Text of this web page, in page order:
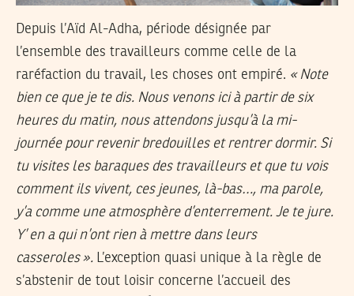
Depuis l’Aïd Al-Adha, période désignée par
l’ensemble des travailleurs comme celle de la
raréfaction du travail, les choses ont empiré. « Note
bien ce que je te dis. Nous venons ici à partir de six
heures du matin, nous attendons jusqu’à la mi-
journée pour revenir bredouilles et rentrer dormir. Si
tu visites les baraques des travailleurs et que tu vois
comment ils vivent, ces jeunes, là-bas…, ma parole,
y’a comme une atmosphère d’enterrement. Je te jure.
Y’ en a qui n’ont rien à mettre dans leurs
casseroles ». L’exception quasi unique à la règle de
s’abstenir de tout loisir concerne l’accueil des